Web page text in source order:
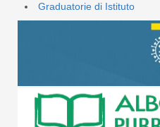
Graduatorie di Istituto